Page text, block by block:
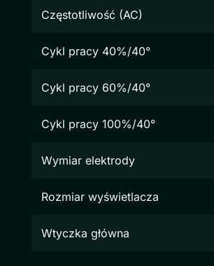
Częstotliwość (AC)
Cykl pracy 40%/40°
Cykl pracy 60%/40°
Cykl pracy 100%/40°
Wymiar elektrody
Rozmiar wyświetlacza
Wtyczka główna